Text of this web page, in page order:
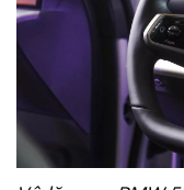
Vô lăng xe BMW